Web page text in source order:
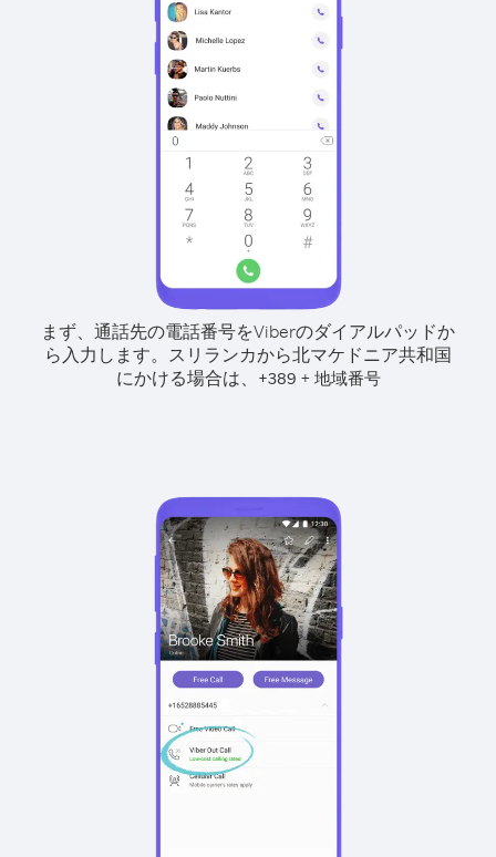
まず、通話先の電話番号をViberのダイアルパッドか
ら入力します。 スリランカから北マケドニア共和国
にかける場合は、
+389 + 地域番号